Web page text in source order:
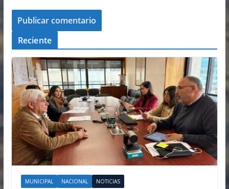
Reciente
MUNICIPAL NACIONAL NOTICIAS